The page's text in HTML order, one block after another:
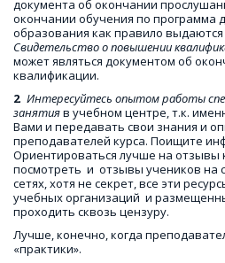
документа об окончании
окончании обучения по программа
образования как правило выдаются
Свидетельство о повышении
может являться документом об
квалификации.
2. Интересуйтесь опытом работы
занятия в учебном центре, т.к.
Вами и передавать свои знания и
преподавателей курса. Поищите
Ориентироваться лучше на отзывы
посмотреть  и  отзывы учеников на
сетях, хотя не секрет, все эти
учебных организаций  и
проходить сквозь цензуру.
Лучше, конечно, когда
«практики».